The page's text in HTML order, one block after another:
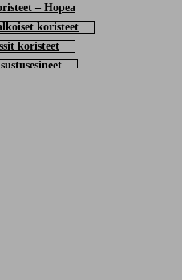
– Hopea
koristeet
koristeet